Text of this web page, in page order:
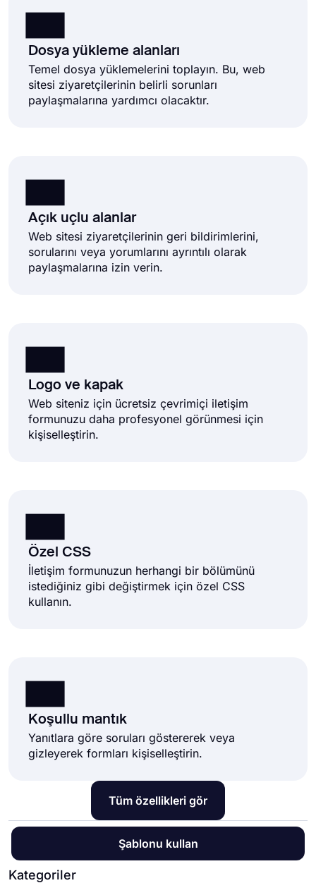
Dosya yükleme alanları
Temel dosya yüklemelerini toplayın. Bu, web
sitesi ziyaretçilerinin belirli sorunları
paylaşmalarına yardımcı olacaktır.
Açık uçlu alanlar
Web sitesi ziyaretçilerinin geri bildirimlerini,
sorularını veya yorumlarını ayrıntılı olarak
paylaşmalarına izin verin.
Logo ve kapak
Web siteniz için ücretsiz çevrimiçi iletişim
formunuzu daha profesyonel görünmesi için
kişiselleştirin.
Özel CSS
İletişim formunuzun herhangi bir bölümünü
istediğiniz gibi değiştirmek için özel CSS
kullanın.
Koşullu mantık
Yanıtlara göre soruları göstererek veya
gizleyerek formları kişiselleştirin.
Tüm özellikleri gör
Şablonu kullan
Kategoriler